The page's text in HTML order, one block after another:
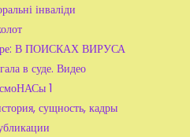
інваліди
В ПОИСКАХ ВИРУСА
в суде. Видео
1
сущность, кадры